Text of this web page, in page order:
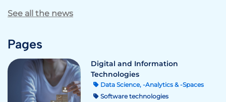
See all the news
Pages
Digital and Information
Technologies
Data Science, -Analytics & -Spaces
Software technologies